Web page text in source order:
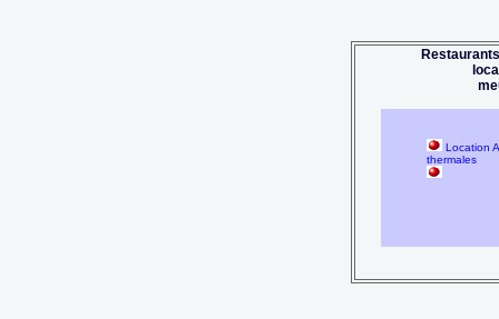
Location
thermales